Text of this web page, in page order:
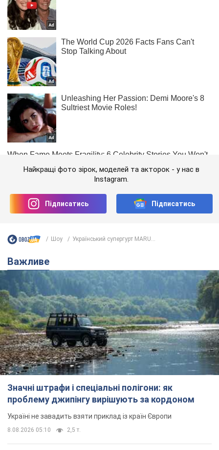
Найкращі фото зірок, моделей та акторок - у нас в
Підписатись Підписатись
Шоу Український супергурт MARU...
Важливе